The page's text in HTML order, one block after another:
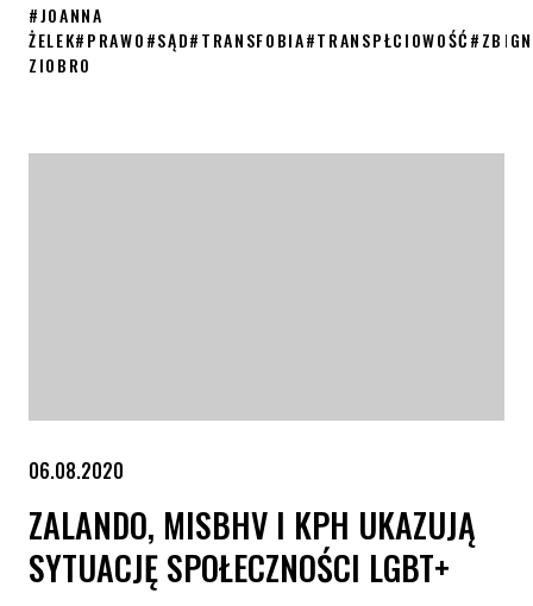
#JOANNA
ŻELEK#PRAWO#SĄD#TRANSFOBIA#TRANSPŁCIOWOŚĆ#
ZIOBRO
06.08.2020
ZALANDO, MISBHV I KPH UKAZUJĄ
SYTUACJĘ SPOŁECZNOŚCI LGBT+